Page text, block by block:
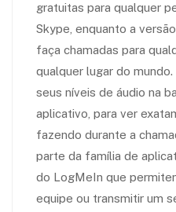
gratuitas para qualquer
Skype, enquanto a
faça chamadas para
qualquer lugar do
seus níveis de áudio na
aplicativo, para ver
fazendo durante a
parte da família de
do LogMeIn que
equipe ou transmitir um